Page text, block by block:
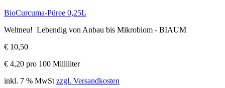
BioCurcuma-Püree 0,25L
Weltneu! Lebendig von Anbau bis Mikrobiom - BIAUM
€ 10,50
€ 4,20 pro 100 Milliliter
inkl. 7 % MwSt zzgl. Versandkosten